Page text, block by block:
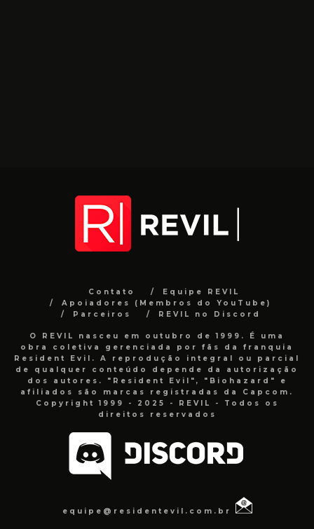
Contato
Equipe REVIL
Apoiadores (Membros do YouTube)
Parceiros
REVIL no Discord
O REVIL nasceu em outubro de 1999. É uma
obra coletiva gerenciada por fãs da franquia
Resident Evil. A reprodução integral ou parcial
de qualquer conteúdo depende da autorização
dos autores. "Resident Evil", "Biohazard" e
afiliados são marcas registradas da Capcom.
Copyright 1999 - 2025 - REVIL - Todos os
direitos reservados
equipe@residentevil.com.br